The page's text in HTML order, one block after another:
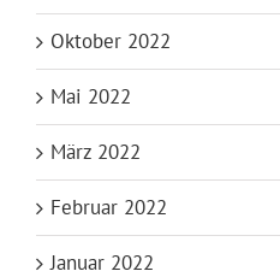
Oktober 2022
Mai 2022
März 2022
Februar 2022
Januar 2022